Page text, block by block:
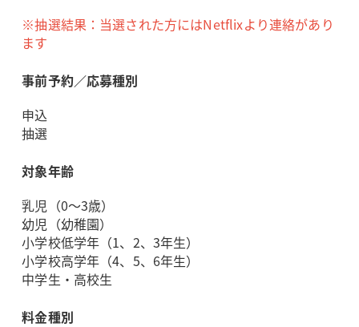
※抽選結果：当選された方にはNetflixより連絡があり
ます
事前予約／応募種別
申込
抽選
対象年齢
乳児（0～3歳）
幼児（幼稚園）
小学校低学年（1、2、3年生）
小学校高学年（4、5、6年生）
中学生・高校生
料金種別